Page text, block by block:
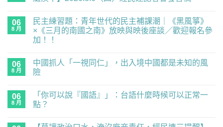
廿
年
首
度
員，
經
民
要
留
言
06
8 月
民主練習題：青年世代的民主補課潮｜《黑風箏》
×《三月的南國之南》放映與映後座談／歡迎報名參
加！！
主
練
習
世
代
留
言
06
8 月
中國抓人「一視同仁」，出入境中國都是未知的風
險
抓
人
言
06
8 月
「你可以說『國語』」：台語什麼時候可以正常一
點？